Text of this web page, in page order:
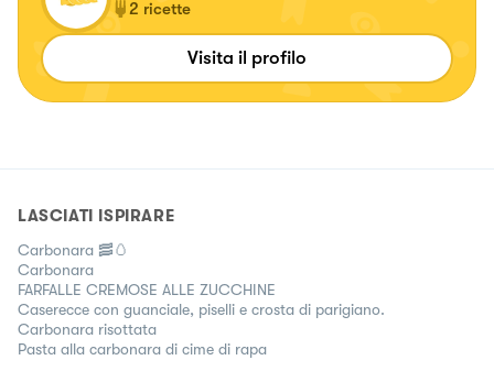
2 ricette
Visita il profilo
LASCIATI ISPIRARE
Carbonara 🥓🥚
Carbonara
FARFALLE CREMOSE ALLE ZUCCHINE
Caserecce con guanciale, piselli e crosta di parigiano.
Carbonara risottata
Pasta alla carbonara di cime di rapa